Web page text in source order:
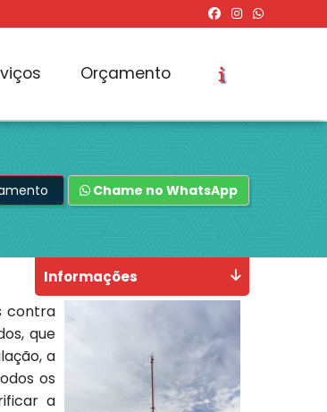
Orçamento
Chame no WhatsApp
contra
que
a
os
a
Informações